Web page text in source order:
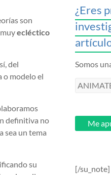
son
ecléctico
del
o modelo el
definitiva no
sea un tema
su
¿Eres
Somos
email.
Me
[/